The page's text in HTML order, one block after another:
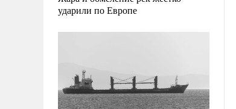
ударили по Европе